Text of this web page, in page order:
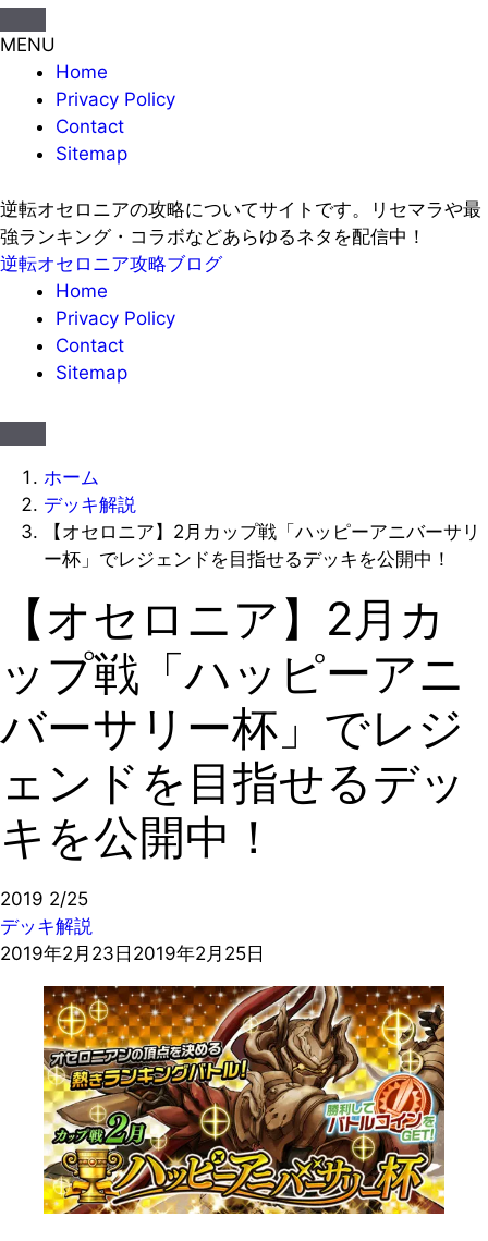
MENU
Home
Privacy Policy
Contact
Sitemap
逆転オセロニアの攻略についてサイトです。リセマラや最
強ランキング・コラボなどあらゆるネタを配信中！
逆転オセロニア攻略ブログ
Home
Privacy Policy
Contact
Sitemap
ホーム
デッキ解説
【オセロニア】2月カップ戦「ハッピーアニバーサリ
ー杯」でレジェンドを目指せるデッキを公開中！
【オセロニア】2月カ
ップ戦「ハッピーアニ
バーサリー杯」でレジ
ェンドを目指せるデッ
キを公開中！
2019 2/25
デッキ解説
2019年2月23日 2019年2月25日